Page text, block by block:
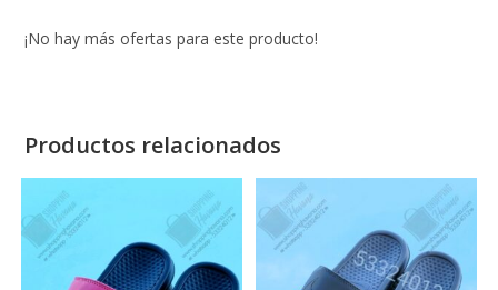
¡No hay más ofertas para este producto!
Productos relacionados